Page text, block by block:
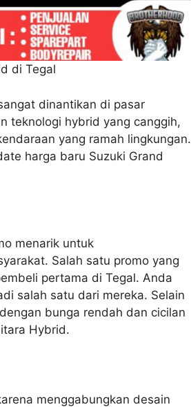
di Tegal
dinantikan di pasar
teknologi hybrid yang canggih,
yang ramah lingkungan.
harga baru Suzuki Grand
menarik untuk
Salah satu promo yang
pertama di Tegal. Anda
salah satu dari mereka. Selain
bunga rendah dan cicilan
Hybrid.
menggabungkan desain